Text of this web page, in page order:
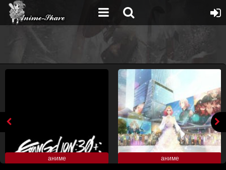
аниме аниме